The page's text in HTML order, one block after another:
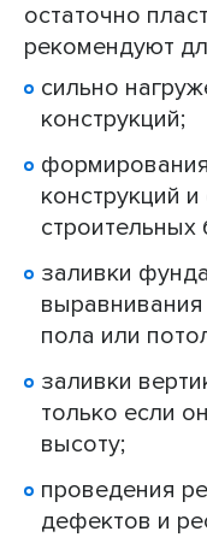
остаточно
рекомендуют
сильно
конструкций;
конструкций
строительных
заливки
пола или
заливки
только если
высоту;
проведения
дефектов и